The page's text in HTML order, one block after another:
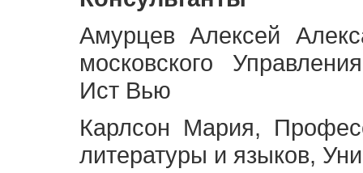
Амурцев Алексей
московского
Ист Вью
Карлсон Мария,
литературы и языков,